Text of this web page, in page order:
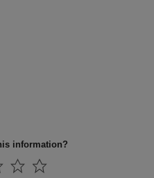
information?